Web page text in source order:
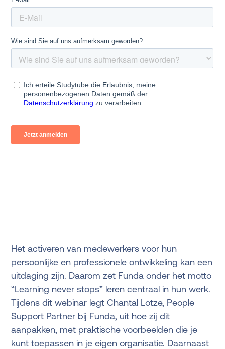
Het activeren van medewerkers voor hun
persoonlijke en professionele ontwikkeling kan een
uitdaging zijn. Daarom zet Funda onder het motto
“Learning never stops” leren centraal in hun werk.
Tijdens dit webinar legt Chantal Lotze, People
Support Partner bij Funda, uit hoe zij dit
aanpakken, met praktische voorbeelden die je
kunt toepassen in je eigen organisatie. Daarnaast